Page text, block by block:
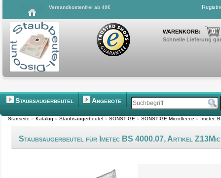
Versandkostenfrei ab 40€
WARENKORB: 0
Schnelle Lieferung
Staubsaugerbeutel Angebote
Startseite » Katalog » Staubsaugerbeutel » SONSTIGE » SONSTIGE Microfleece » Imetec
Staubsaugerbeutel für Imetec BS 4000.07, Artikel Z13Mic